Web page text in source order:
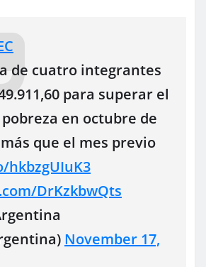
de cuatro integrantes
para superar el
en octubre de
más que el mes previo
hkbzgUIuK3
DrKzkbwQts
November 17,